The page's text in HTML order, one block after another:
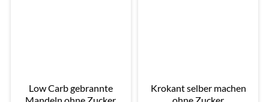
Low Carb gebrannte
Krokant selber machen